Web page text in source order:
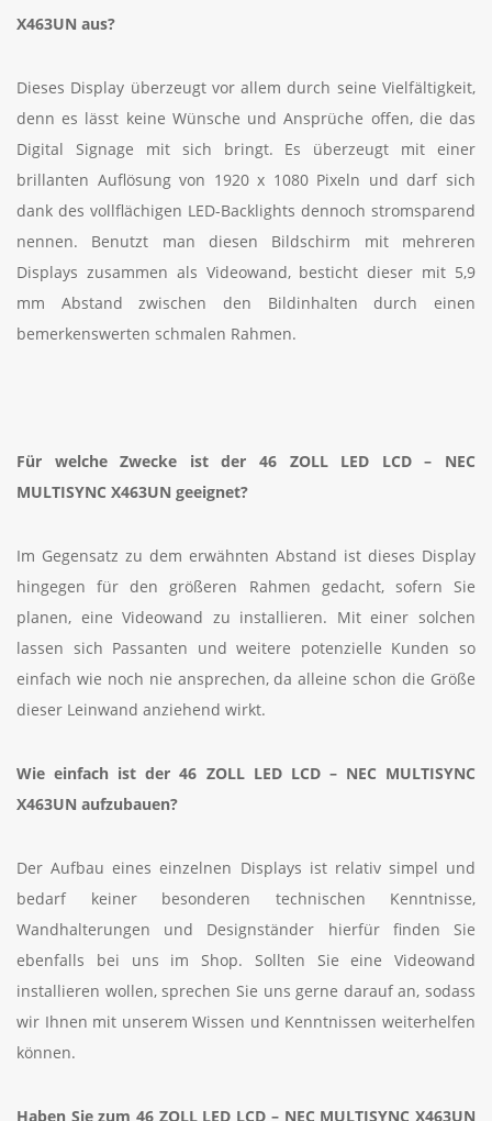
X463UN aus?
Dieses Display überzeugt vor allem durch seine Vielfältigkeit,
denn es lässt keine Wünsche und Ansprüche offen, die das
Digital Signage mit sich bringt. Es überzeugt mit einer
brillanten Auflösung von 1920 x 1080 Pixeln und darf sich
dank des vollflächigen LED-Backlights dennoch stromsparend
nennen. Benutzt man diesen Bildschirm mit mehreren
Displays zusammen als Videowand, besticht dieser mit 5,9
mm Abstand zwischen den Bildinhalten durch einen
bemerkenswerten schmalen Rahmen.
Für welche Zwecke ist der 46 ZOLL LED LCD – NEC
MULTISYNC X463UN geeignet?
Im Gegensatz zu dem erwähnten Abstand ist dieses Display
hingegen für den größeren Rahmen gedacht, sofern Sie
planen, eine Videowand zu installieren. Mit einer solchen
lassen sich Passanten und weitere potenzielle Kunden so
einfach wie noch nie ansprechen, da alleine schon die Größe
dieser Leinwand anziehend wirkt.
Wie einfach ist der 46 ZOLL LED LCD – NEC MULTISYNC
X463UN aufzubauen?
Der Aufbau eines einzelnen Displays ist relativ simpel und
bedarf keiner besonderen technischen Kenntnisse,
Wandhalterungen und Designständer hierfür finden Sie
ebenfalls bei uns im Shop. Sollten Sie eine Videowand
installieren wollen, sprechen Sie uns gerne darauf an, sodass
wir Ihnen mit unserem Wissen und Kenntnissen weiterhelfen
können.
Haben Sie zum 46 ZOLL LED LCD – NEC MULTISYNC X463UN